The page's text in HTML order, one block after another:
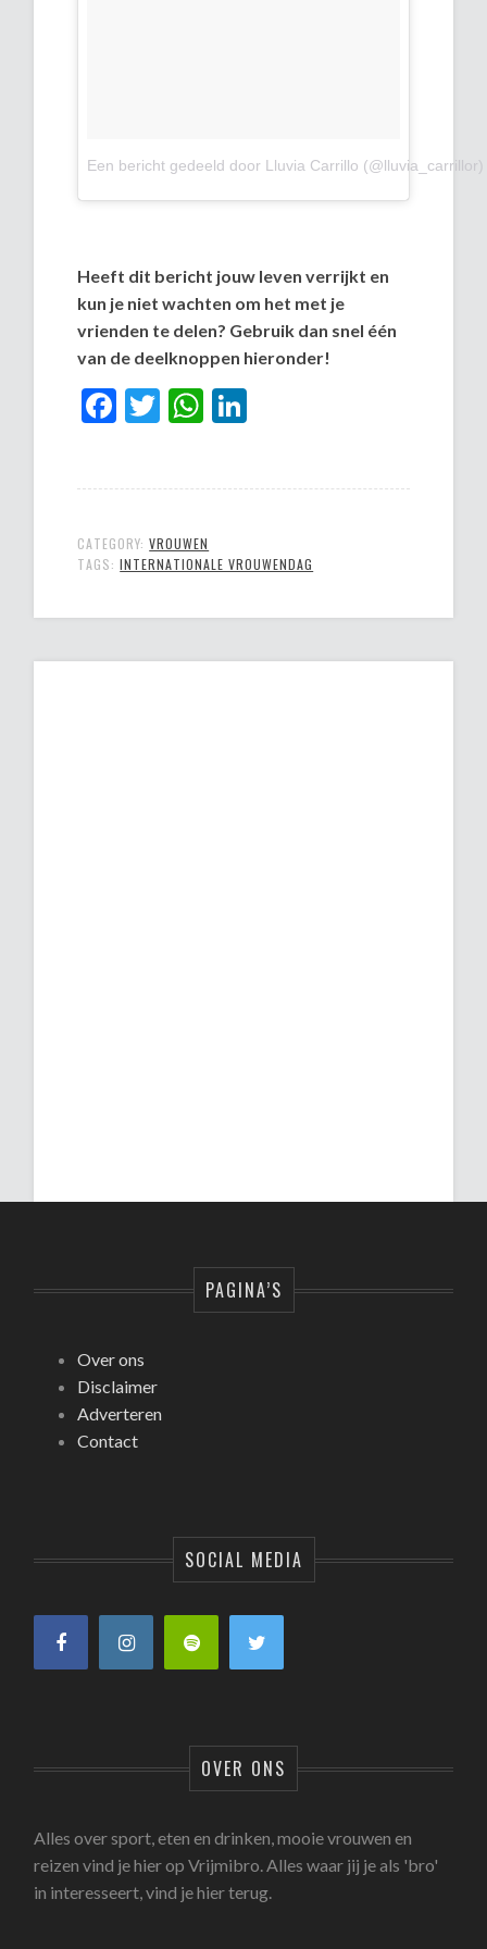
Een bericht gedeeld door Lluvia Carrillo (@lluvia_carrillor)
Heeft dit bericht jouw leven verrijkt en
kun je niet wachten om het met je
vrienden te delen? Gebruik dan snel één
van de deelknoppen hieronder!
Facebook
TwitterWhatsApp
CATEGORY:VROUWEN
TAGS:INTERNATIONALE VROUWENDAG
PAGINA’S
Over ons
Disclaimer
Adverteren
Contact
SOCIAL MEDIA
OVER ONS
Alles over sport, eten en drinken, mooie vrouwen en
reizen vind je hier op Vrijmibro. Alles waar jij je als 'bro'
in interesseert, vind je hier terug.